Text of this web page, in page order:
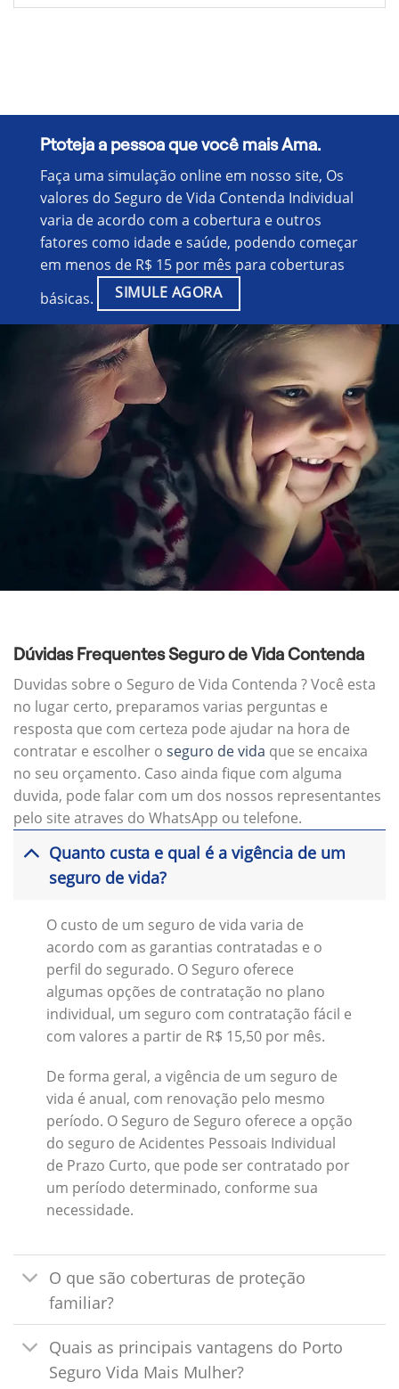
Ptoteja a pessoa que você mais Ama.
Faça uma simulação online em nosso site, Os
valores do Seguro de Vida Contenda Individual
varia de acordo com a cobertura e outros
fatores como idade e saúde, podendo começar
em menos de R$ 15 por mês para coberturas
básicas.
SIMULE AGORA
Dúvidas Frequentes Seguro de Vida Contenda
Duvidas sobre o Seguro de Vida Contenda ? Você esta
no lugar certo, preparamos varias perguntas e
resposta que com certeza pode ajudar na hora de
contratar e escolher o seguro de vida que se encaixa
no seu orçamento. Caso ainda fique com alguma
duvida, pode falar com um dos nossos representantes
pelo site atraves do WhatsApp ou telefone.
Quanto custa e qual é a vigência de um
seguro de vida?
O custo de um seguro de vida varia de
acordo com as garantias contratadas e o
perfil do segurado. O Seguro oferece
algumas opções de contratação no plano
individual, um seguro com contratação fácil e
com valores a partir de R$ 15,50 por mês.
De forma geral, a vigência de um seguro de
vida é anual, com renovação pelo mesmo
período. O Seguro de Seguro oferece a opção
do seguro de Acidentes Pessoais Individual
de Prazo Curto, que pode ser contratado por
um período determinado, conforme sua
necessidade.
O que são coberturas de proteção
familiar?
Quais as principais vantagens do Porto
Seguro Vida Mais Mulher?